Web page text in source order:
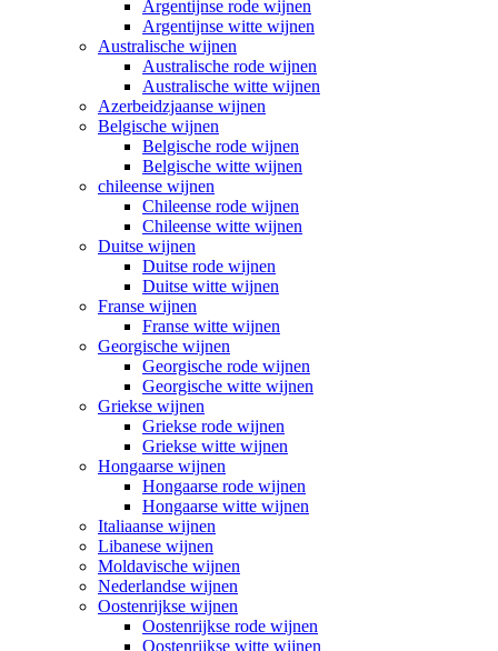
Argentijnse rode wijnen
Argentijnse witte wijnen
Australische wijnen
Australische rode wijnen
Australische witte wijnen
Azerbeidzjaanse wijnen
Belgische wijnen
Belgische rode wijnen
Belgische witte wijnen
chileense wijnen
Chileense rode wijnen
Chileense witte wijnen
Duitse wijnen
Duitse rode wijnen
Duitse witte wijnen
Franse wijnen
Franse witte wijnen
Georgische wijnen
Georgische rode wijnen
Georgische witte wijnen
Griekse wijnen
Griekse rode wijnen
Griekse witte wijnen
Hongaarse wijnen
Hongaarse rode wijnen
Hongaarse witte wijnen
Italiaanse wijnen
Libanese wijnen
Moldavische wijnen
Nederlandse wijnen
Oostenrijkse wijnen
Oostenrijkse rode wijnen
Oostenrijkse witte wijnen